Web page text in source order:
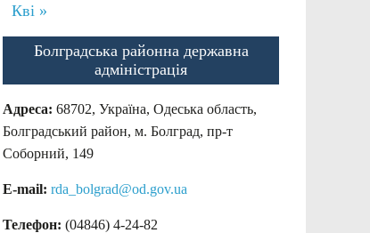
Кві »
Болградська районна державна
адміністрація
Адреса: 68702, Україна, Одеська область,
Болградський район, м. Болград, пр-т
Соборний, 149
E-mail: rda_bolgrad@od.gov.ua
Телефон: (04846) 4-24-82